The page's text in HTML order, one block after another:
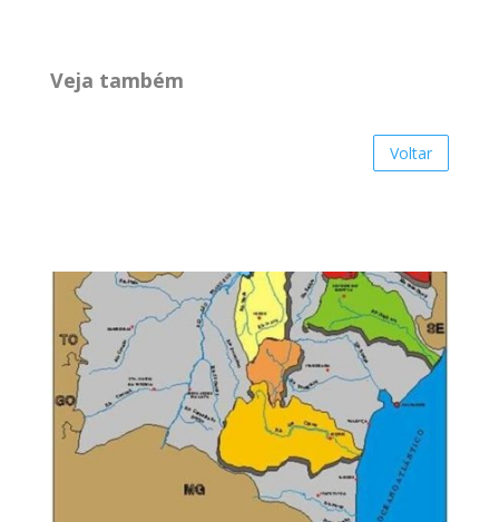
Veja também
Voltar